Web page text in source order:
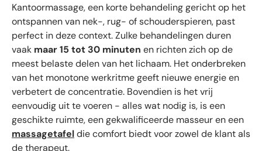
Kantoormassage, een korte behandeling gericht op het
ontspannen van nek-, rug- of schouderspieren, past
perfect in deze context. Zulke behandelingen duren
vaak maar 15 tot 30 minuten en richten zich op de
meest belaste delen van het lichaam. Het onderbreken
van het monotone werkritme geeft nieuwe energie en
verbetert de concentratie. Bovendien is het vrij
eenvoudig uit te voeren - alles wat nodig is, is een
geschikte ruimte, een gekwalificeerde masseur en een
massagetafeldie comfort biedt voor zowel de klant als
de therapeut.